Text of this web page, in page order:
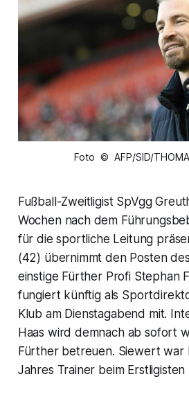
Foto © AFP/SID/
Fußball-Zweitligist SpVgg
Wochen nach dem
für die sportliche Leitung
(42) übernimmt den Posten
einstige Fürther Profi Stephan
fungiert künftig als
Klub am Dienstagabend mit.
Haas wird demnach ab sofort
Fürther betreuen. Siewert war
Jahres Trainer beim Erstligisten